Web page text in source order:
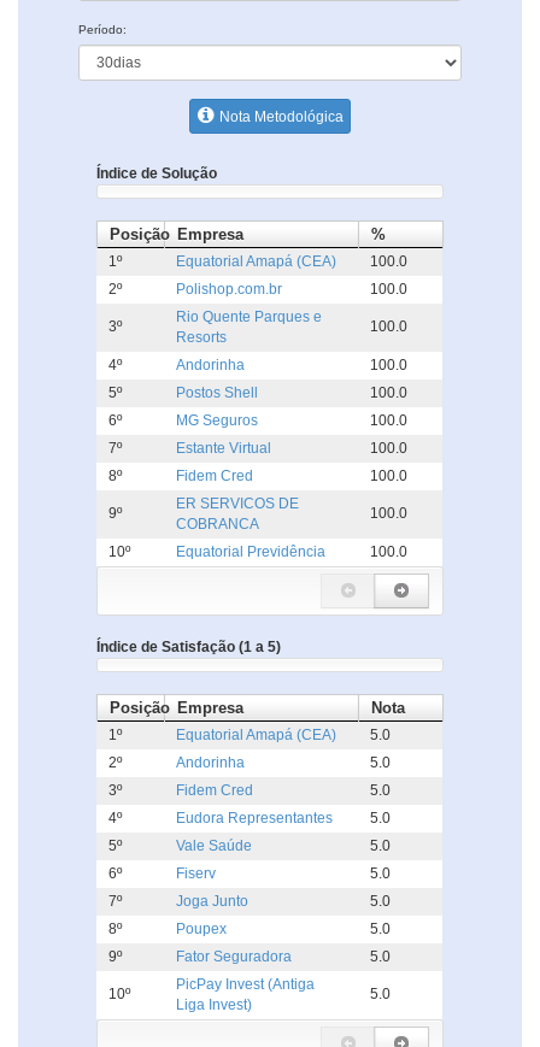
Período:
Nota Metodológica
Índice de Solução
Posição Empresa %
1º Equatorial Amapá (CEA)
100.0
2º
Polishop.com.br 100.0
3º
Rio Quente Parques e
Resorts
100.0
4º Andorinha
100.0
5º
Postos Shell
100.0
6º
MG Seguros
100.0
7º
Estante Virtual
100.0
8º
Fidem Cred 100.0
9º
ER SERVICOS DE
COBRANCA
100.0
10º Equatorial Previdência 100.0
Índice de Satisfação (1 a 5)
Posição Empresa Nota
1º Equatorial Amapá (CEA)
5.0
2º
Andorinha
5.0
3º
Fidem Cred
5.0
4º
Eudora Representantes
5.0
5º
Vale Saúde
5.0
6º
Fiserv
5.0
7º
Joga Junto
5.0
8º
Poupex
5.0
9º
Fator Seguradora 5.0
10º
PicPay Invest (Antiga
Liga Invest)
5.0